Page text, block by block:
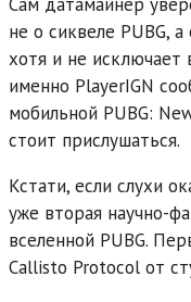
не о сиквеле PUBG,
хотя и не исключает
именно PlayerIGN
мобильной PUBG:
стоит прислушаться.
Кстати, если слухи
уже вторая научно-
вселенной PUBG.
Callisto Protocol от